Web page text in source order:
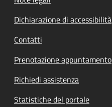
Dichiarazione di accessibilità
Contatti
Prenotazione appuntamento
Richiedi assistenza
Statistiche del portale